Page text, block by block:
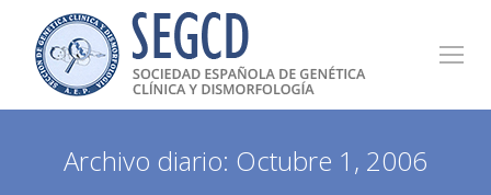
Archivo diario: Octubre 1, 2006